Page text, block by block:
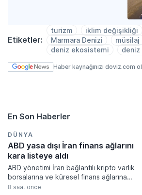
Etiketler:
turizm iklim değişikliği
Marmara Denizi
müsilaj
deniz ekosistemi
deniz
Haber kaynağınızı doviz.com
En Son Haberler
DÜNYA
ABD yasa dışı İran finans ağlarını
kara listeye aldı
ABD yönetimi İran bağlantılı kripto varlık
borsalarına ve küresel finans ağlarına
yönelik yeni yaptırımlar uygulama kararı
8 saat önce